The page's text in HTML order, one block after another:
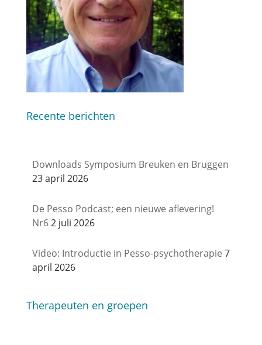
Recente berichten
Downloads Symposium Breuken en Bruggen
23 april 2026
De Pesso Podcast; een nieuwe aflevering!
Nr62 juli 2026
Video: Introductie in Pesso-psychotherapie 7
april 2026
Therapeuten en groepen